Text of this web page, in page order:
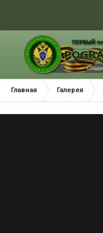
Главная Галерея